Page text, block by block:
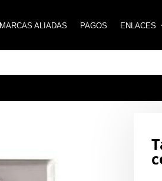
MARCAS ALIADAS PAGOS ENLACES
MARCAS ALIADAS PAGOS ENLACES